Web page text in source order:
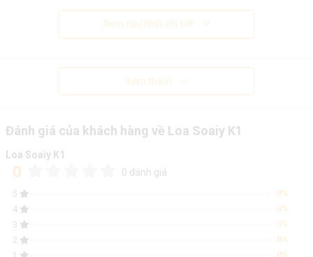
Xem cấu hình chi tiết
Xem thêm
Đánh giá của khách hàng về Loa Soaiy K1
Loa Soaiy K1
0 0 đánh giá
5
0%
4
0%
3
0%
2
0%
0%